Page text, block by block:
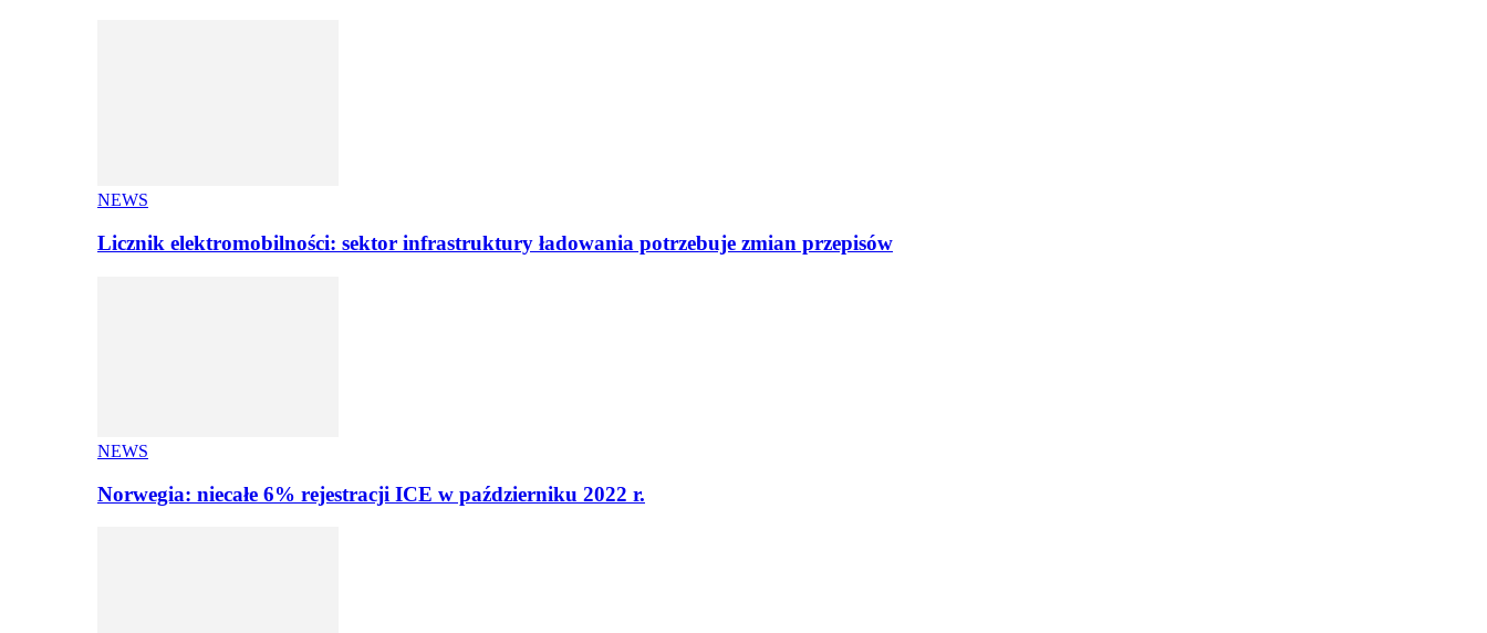
NEWS
Licznik elektromobilności: sektor infrastruktury ładowania potrzebuje zmian przepisów
NEWS
Norwegia: niecałe 6% rejestracji ICE w październiku 2022 r.